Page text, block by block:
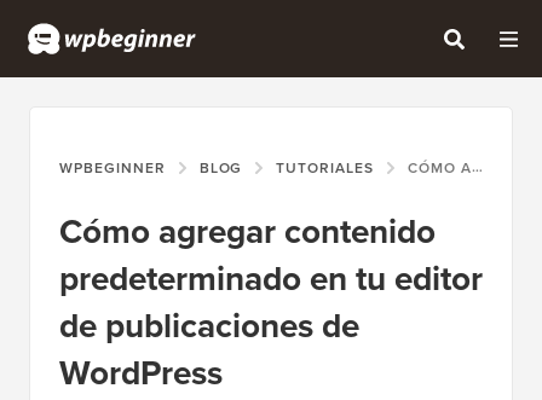
WPBEGINNER BLOG TUTORIALES CÓMO AGREGAR CONTENIDO PREDETERMINADO EN TU EDITOR DE PUBLICACIONES DE WORDPRESS
Cómo agregar contenido
predeterminado en tu editor
de publicaciones de
WordPress